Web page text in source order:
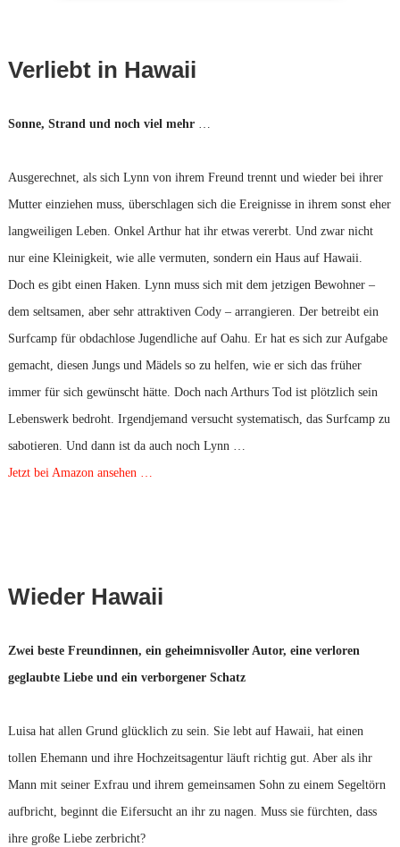
Verliebt in Hawaii
Sonne, Strand und noch viel mehr …
Ausgerechnet, als sich Lynn von ihrem Freund trennt und wieder bei ihrer
Mutter einziehen muss, überschlagen sich die Ereignisse in ihrem sonst eher
langweiligen Leben. Onkel Arthur hat ihr etwas vererbt. Und zwar nicht
nur eine Kleinigkeit, wie alle vermuten, sondern ein Haus auf Hawaii.
Doch es gibt einen Haken. Lynn muss sich mit dem jetzigen Bewohner –
dem seltsamen, aber sehr attraktiven Cody – arrangieren. Der betreibt ein
Surfcamp für obdachlose Jugendliche auf Oahu. Er hat es sich zur Aufgabe
gemacht, diesen Jungs und Mädels so zu helfen, wie er sich das früher
immer für sich gewünscht hätte. Doch nach Arthurs Tod ist plötzlich sein
Lebenswerk bedroht. Irgendjemand versucht systematisch, das Surfcamp zu
sabotieren. Und dann ist da auch noch Lynn …
Jetzt bei Amazon ansehen …
Wieder Hawaii
Zwei beste Freundinnen, ein geheimnisvoller Autor, eine verloren
geglaubte Liebe und ein verborgener Schatz
Luisa hat allen Grund glücklich zu sein. Sie lebt auf Hawaii, hat einen
tollen Ehemann und ihre Hochzeitsagentur läuft richtig gut. Aber als ihr
Mann mit seiner Exfrau und ihrem gemeinsamen Sohn zu einem Segeltörn
aufbricht, beginnt die Eifersucht an ihr zu nagen. Muss sie fürchten, dass
ihre große Liebe zerbricht?